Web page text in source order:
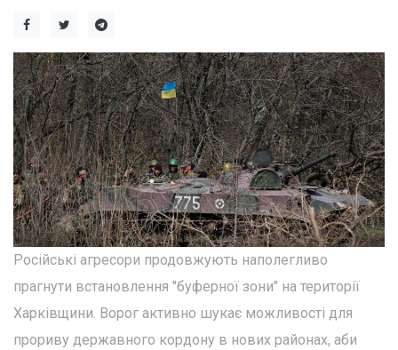
Російські агресори продовжують наполегливо
прагнути встановлення "буферної зони" на території
Харківщини. Ворог активно шукає можливості для
прориву державного кордону в нових районах, аби